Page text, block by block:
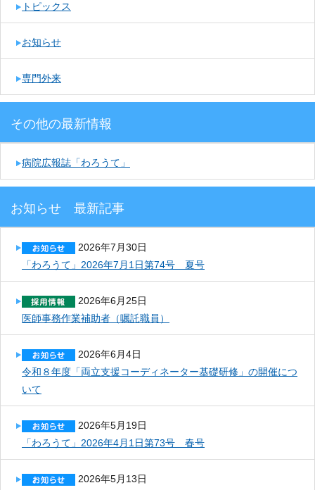
トピックス
お知らせ
専門外来
その他の最新情報
病院広報誌「わろうて」
お知らせ 最新記事
2026年7月30日
「わろうて」2026年7月1日第74号 夏号
2026年6月25日
医師事務作業補助者（嘱託職員）
2026年6月4日
令和８年度「両立支援コーディネーター基礎研修」の開催につ
いて
2026年5月19日
「わろうて」2026年4月1日第73号 春号
2026年5月13日